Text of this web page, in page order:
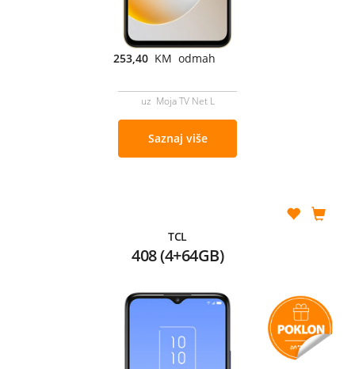
253,40 KM odmah
uz Moja TV Net L
Saznaj više
TCL
408 (4+64GB)